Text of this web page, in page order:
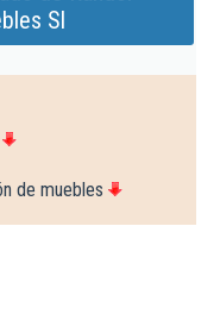
Sl
de muebles